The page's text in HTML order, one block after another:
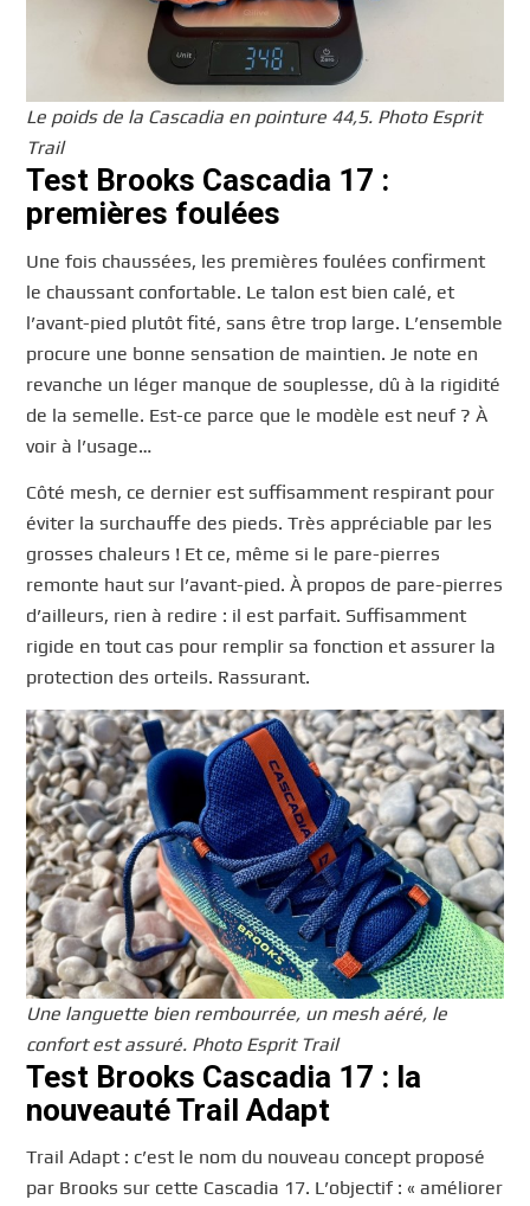
Le poids de la Cascadia en pointure 44,5. Photo Esprit
Trail
Test Brooks Cascadia 17 :
premières foulées
Une fois chaussées, les premières foulées confirment
le chaussant confortable. Le talon est bien calé, et
l’avant-pied plutôt fité, sans être trop large. L’ensemble
procure une bonne sensation de maintien. Je note en
revanche un léger manque de souplesse, dû à la rigidité
de la semelle. Est-ce parce que le modèle est neuf ? À
voir à l’usage…
Côté mesh, ce dernier est suffisamment respirant pour
éviter la surchauffe des pieds. Très appréciable par les
grosses chaleurs ! Et ce, même si le pare-pierres
remonte haut sur l’avant-pied. À propos de pare-pierres
d’ailleurs, rien à redire : il est parfait. Suffisamment
rigide en tout cas pour remplir sa fonction et assurer la
protection des orteils. Rassurant.
Une languette bien rembourrée, un mesh aéré, le
confort est assuré. Photo Esprit Trail
Test Brooks Cascadia 17 : la
nouveauté Trail Adapt
Trail Adapt : c’est le nom du nouveau concept proposé
par Brooks sur cette Cascadia 17. L’objectif : « améliorer